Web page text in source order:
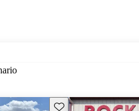
Guarda este Aviso